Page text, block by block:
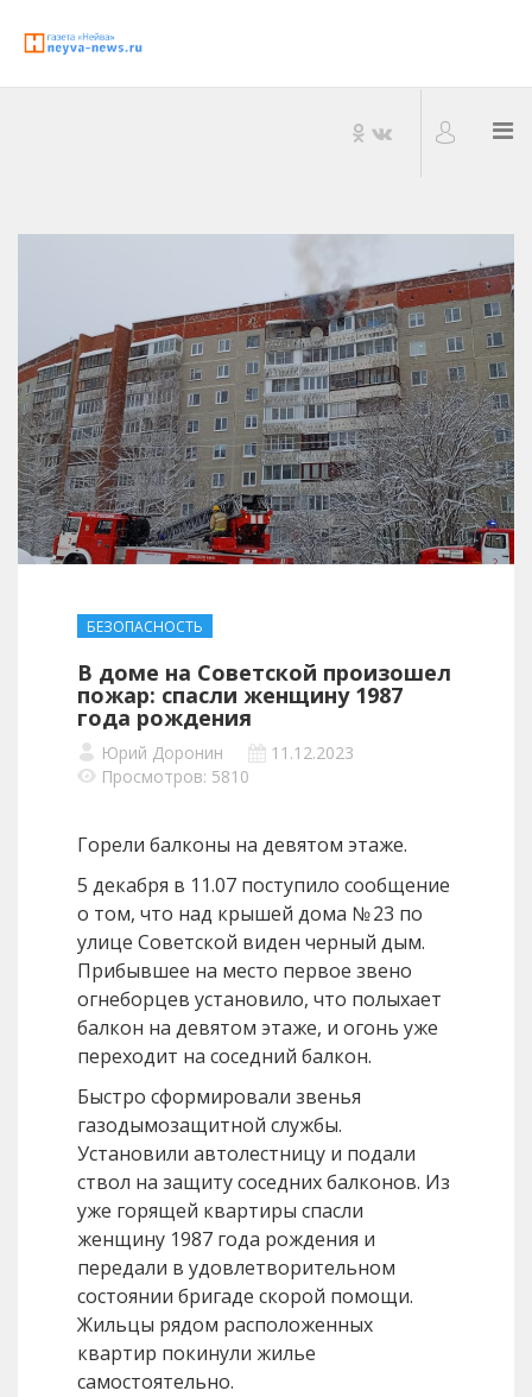
БЕЗОПАСНОСТЬ
В доме на Советской произошел
пожар: спасли женщину 1987
года рождения
Юрий Доронин
11.12.2023
Просмотров: 5810
Горели балконы на девятом этаже.
5 декабря в 11.07 поступило сообщение
о том, что над крышей дома № 23 по
улице Советской виден черный дым.
Прибывшее на место первое звено
огнеборцев установило, что полыхает
балкон на девятом этаже, и огонь уже
переходит на соседний балкон.
Быстро сформировали звенья
газодымозащитной службы.
Установили автолестницу и подали
ствол на защиту соседних балконов. Из
уже горящей квартиры спасли
женщину 1987 года рождения и
передали в удовлетворительном
состоянии бригаде скорой помощи.
Жильцы рядом расположенных
квартир покинули жилье
самостоятельно.